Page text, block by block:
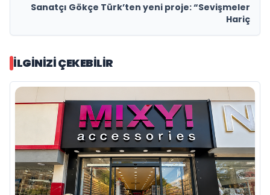
Sanatçı Gökçe Türk’ten yeni proje: “Sevişmeler
Hariç
İLGINIZI ÇEKEBILIR